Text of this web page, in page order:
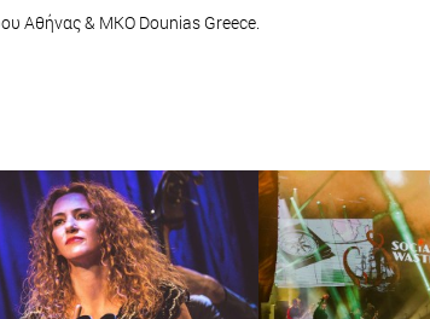
Αθήνας & MKO Dounias Greece.